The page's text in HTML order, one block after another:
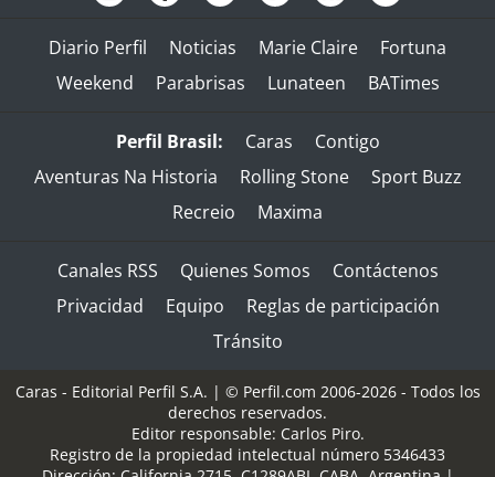
Diario Perfil Noticias Marie Claire
Fortuna
Weekend
Parabrisas Lunateen BATimes
Perfil Brasil: Caras
Contigo
Aventuras Na Historia
Rolling Stone
Sport Buzz
Recreio
Maxima
Canales RSS Quienes Somos
Contáctenos
Privacidad
Equipo
Reglas de participación
Tránsito
Caras - Editorial Perfil S.A. | © Perfil.com 2006-2026 - Todos los
derechos reservados.
Editor responsable: Carlos Piro.
Registro de la propiedad intelectual número 5346433